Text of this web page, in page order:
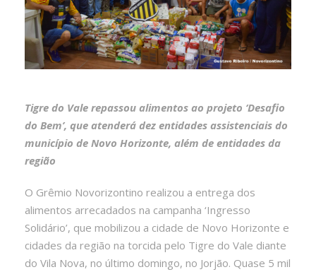
Tigre do Vale repassou alimentos ao projeto ‘Desafio
do Bem’, que atenderá dez entidades assistenciais do
município de Novo Horizonte, além de entidades da
região
O Grêmio Novorizontino realizou a entrega dos
alimentos arrecadados na campanha ‘Ingresso
Solidário’, que mobilizou a cidade de Novo Horizonte e
cidades da região na torcida pelo Tigre do Vale diante
do Vila Nova, no último domingo, no Jorjão. Quase 5 mil